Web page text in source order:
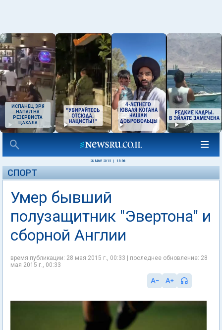
ИСПАНЕЦ ЗРЯ
НАПАЛ НА
РЕЗЕРВИСТА
ЦАХАЛА
28 МАЯ 2015 15:36
СПОРТ
Умер бывший
полузащитник "Эвертона" и
сборной Англии
время публикации: 28 мая 2015 г., 00:33 | последнее обновление: 28
мая 2015 г., 00:33